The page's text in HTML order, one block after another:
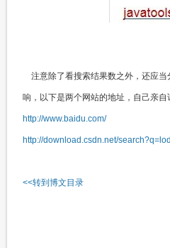
注意除了看搜索结果数之外，还应
响，以下是两个网站的地址，自己亲自
http://www.baidu.com/
http://download.csdn.net/
<<转到博文目录